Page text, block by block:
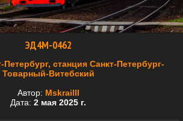
ЭД4М-0462
Петербург, станция Санкт-Петербург-
Товарный-Витебский
Автор: Mskrailll
Дата: 2 мая 2025 г.